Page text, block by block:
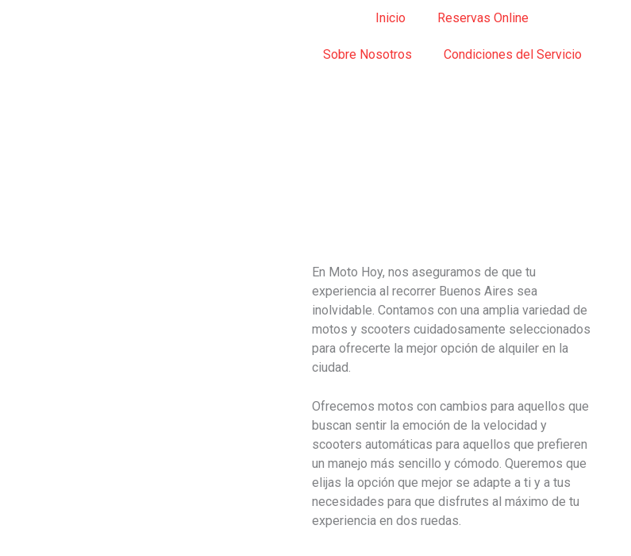
Inicio Reservas Online
Sobre Nosotros Condiciones del Servicio
En Moto Hoy, nos aseguramos de que tu
experiencia al recorrer Buenos Aires sea
inolvidable. Contamos con una amplia variedad de
motos y scooters cuidadosamente seleccionados
para ofrecerte la mejor opción de alquiler en la
ciudad.
Ofrecemos motos con cambios para aquellos que
buscan sentir la emoción de la velocidad y
scooters automáticas para aquellos que prefieren
un manejo más sencillo y cómodo. Queremos que
elijas la opción que mejor se adapte a ti y a tus
necesidades para que disfrutes al máximo de tu
experiencia en dos ruedas.